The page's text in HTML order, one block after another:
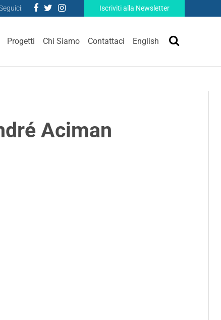
Iscriviti alla Newsletter
Progetti Chi Siamo Contattaci English
Aciman